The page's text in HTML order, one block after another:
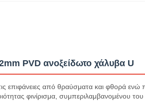
PVD ανοξείδωτο χάλυβα U
επιφάνειες από θραύσματα και φθορά ενώ
φινίρισμα, συμπεριλαμβανομένου